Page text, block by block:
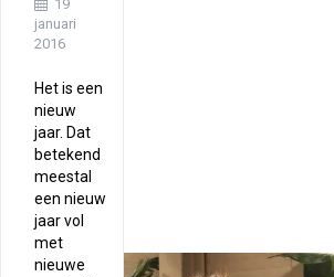
19
januari
2016
Het is een
nieuw
jaar. Dat
betekend
meestal
een nieuw
jaar vol
met
nieuwe